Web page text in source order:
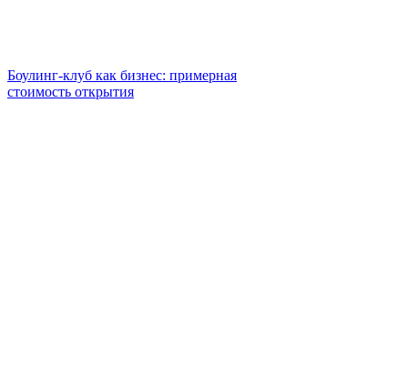
Боулинг-клуб как бизнес: примерная
стоимость открытия